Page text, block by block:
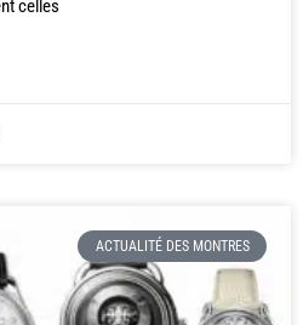
celles
ACTUALITÉ DES MONTRES